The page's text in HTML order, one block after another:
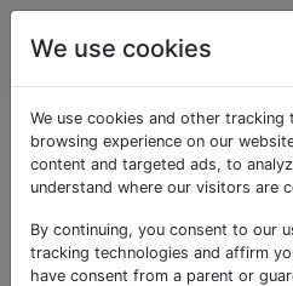
Ingénierie
de réseau
Questions
«dhcp»
Pour des questions sur
We use cookies
We use cookies and other
browsing experience on our
content and targeted ads, to
understand where our visitors are
By continuing, you consent to our
tracking technologies and affirm
have consent from a parent or